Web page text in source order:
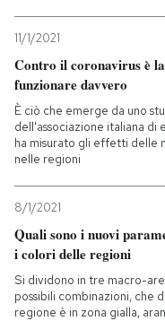
11/1/2021
Contro il coronavirus è
funzionare davvero
È ciò che emerge da uno
dell'associazione italiana di
ha misurato gli effetti delle
nelle regioni
8/1/2021
Quali sono i nuovi
i colori delle regioni
Si dividono in tre macro-
possibili combinazioni, che
regione è in zona gialla,